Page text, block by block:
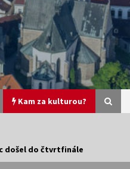
Kam za kulturou?
došel do čtvrtfinále